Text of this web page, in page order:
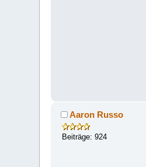
Aaron Russo
Beiträge: 924